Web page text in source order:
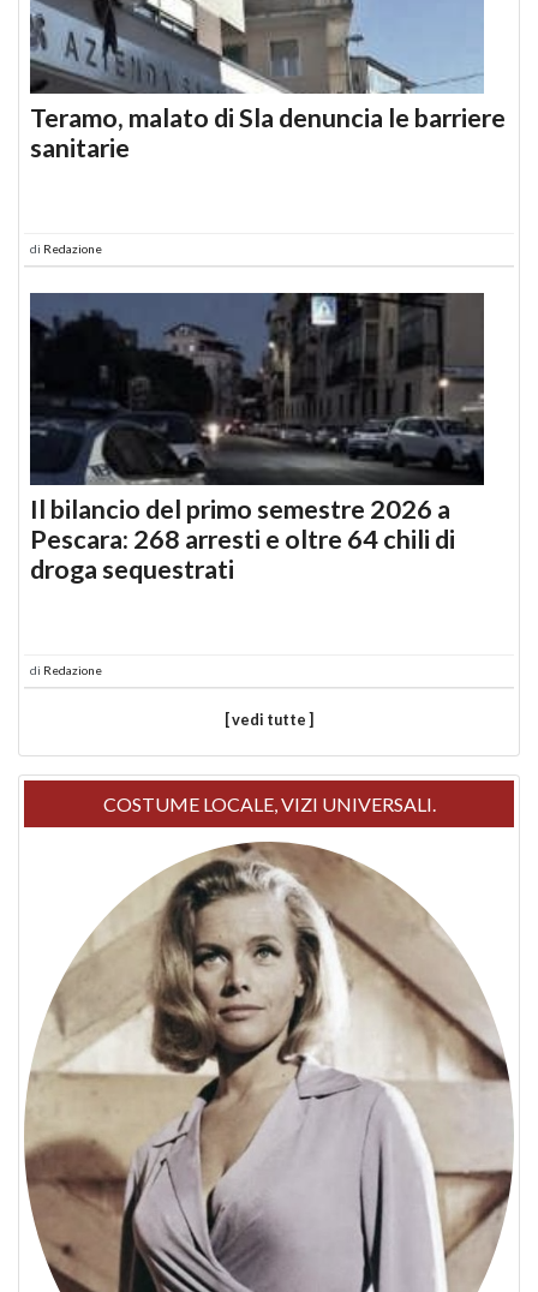
Teramo, malato di Sla denuncia le barriere
sanitarie
di Redazione
Il bilancio del primo semestre 2026 a
Pescara: 268 arresti e oltre 64 chili di
droga sequestrati
di Redazione
[ vedi tutte ]
COSTUME LOCALE, VIZI UNIVERSALI.